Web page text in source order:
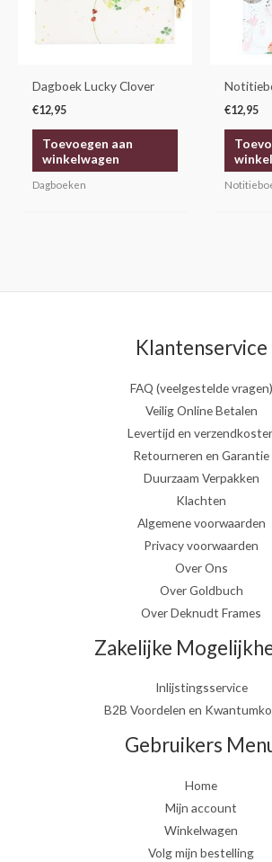
Dagboek Lucky Clover
€12,95
Toevoegen aan
winkelwagen
Dagboeken
€12,95
Klantenservice
FAQ (veelgestelde vragen)
Veilig Online Betalen
Levertijd en
Retourneren en Garantie
Duurzaam Verpakken
Klachten
Algemene voorwaarden
Privacy voorwaarden
Over Ons
Over Goldbuch
Over Deknudt Frames
Zakelijke
Inlijstingsservice
B2B Voordelen en
Gebruikers
Home
Mijn account
Winkelwagen
Volg mijn bestelling